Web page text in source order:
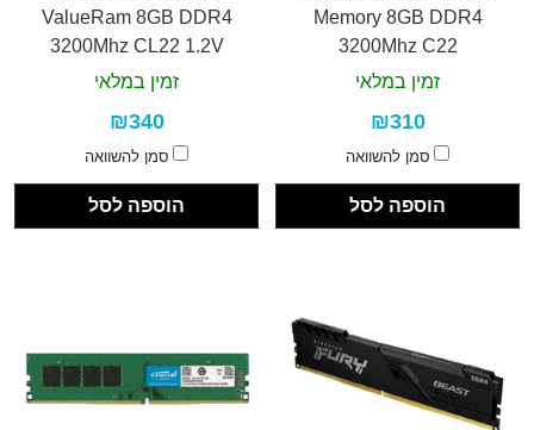
Memory 8GB DDR4
3200Mhz C22
זמין במלאי
₪310
סמן להשוואה
הוספה לסל
ValueRam 8GB DDR4
3200Mhz CL22 1.2V
זמין במלאי
₪340
סמן להשוואה
הוספה לסל